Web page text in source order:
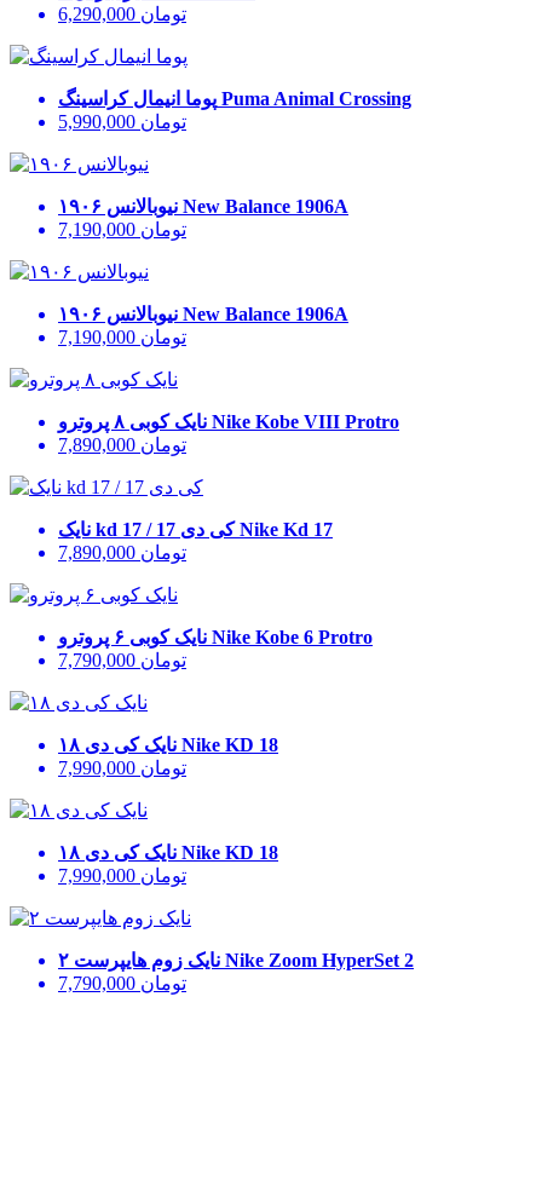
6,290,000 تومان
پوما انیمال کراسینگ Puma Animal Crossing
5,990,000 تومان
نیوبالانس ۱۹۰۶ New Balance 1906A
7,190,000 تومان
نیوبالانس ۱۹۰۶ New Balance 1906A
7,190,000 تومان
نایک کوبی ۸ پروترو Nike Kobe VIII Protro
7,890,000 تومان
نایک kd 17 / کی دی 17 Nike Kd 17
7,890,000 تومان
نایک کوبی ۶ پروترو Nike Kobe 6 Protro
7,790,000 تومان
نایک کی دی ۱۸ Nike KD 18
7,990,000 تومان
نایک کی دی ۱۸ Nike KD 18
7,990,000 تومان
نایک زوم هایپرست ۲ Nike Zoom HyperSet 2
7,790,000 تومان